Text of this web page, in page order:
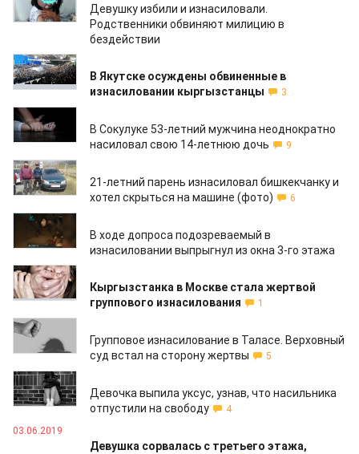
Девушку избили и изнасиловали.
Родственники обвиняют милицию в
бездействии
12.09.2019
В Якутске осуждены обвиненные в
изнасиловании кыргызстанцы
3
02.09.2019
В Сокулуке 53-летний мужчина неоднократно
насиловал свою 14-летнюю дочь
9
30.08.2019
21-летний парень изнасиловал бишкекчанку и
хотел скрыться на машине (фото)
6
14.08.2019
В ходе допроса подозреваемый в
изнасиловании выпрыгнул из окна 3-го этажа
24.07.2019
Кыргызстанка в Москве стала жертвой
группового изнасилования
1
16.07.2019
Групповое изнасилование в Таласе. Верховный
суд встал на сторону жертвы
5
11.06.2019
Девочка выпила уксус, узнав, что насильника
отпустили на свободу
4
03.06.2019
Девушка сорвалась с третьего этажа,